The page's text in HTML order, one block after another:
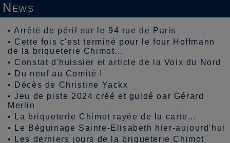
News
•Arrêté de péril sur le 94 rue de Paris
• Cette fois c'est terminé pour le four Hoffmann
de la briqueterie Chimot...
• Constat d'huissier et article de la Voix du Nord
•
Du neuf au Comité !
•
Décès de Christine Yackx
•Jeu de piste 2024 créé et guidé oar Gérard
Merlin
•
La briqueterie Chimot rayée de la carte...
•
Le Béguinage Sainte-Elisabeth hier-aujourd'hui
•
Les derniers jours de la briqueterie Chimot